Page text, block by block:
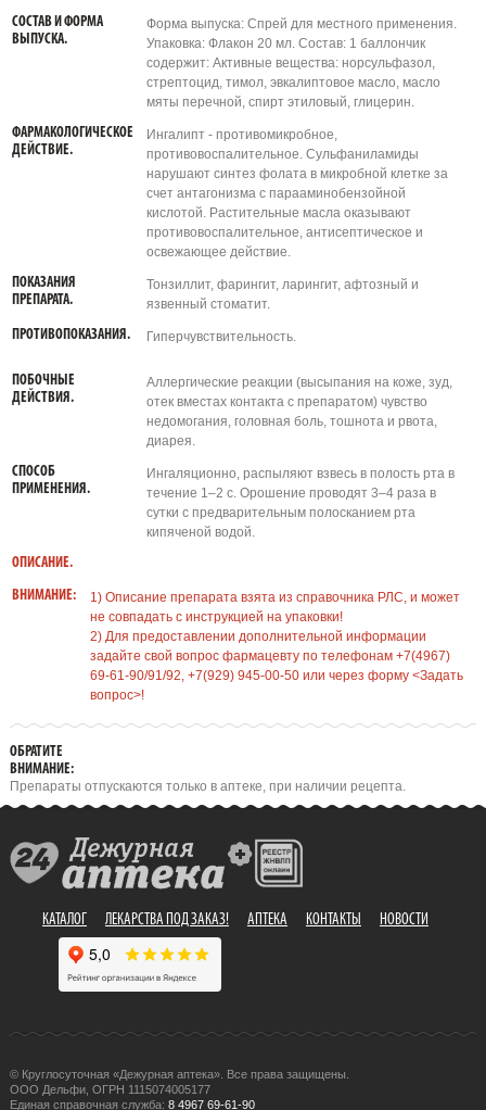
СОСТАВ И ФОРМА
ВЫПУСКА.
Форма выпуска: Спрей для местного применения.
Упаковка: Флакон 20 мл. Состав: 1 баллончик
содержит: Активные вещества: норсульфазол,
стрептоцид, тимол, эвкалиптовое масло, масло
мяты перечной, спирт этиловый, глицерин.
ФАРМАКОЛОГИЧЕСКОЕ
ДЕЙСТВИЕ.
Ингалипт - противомикробное,
противовоспалительное. Сульфаниламиды
нарушают синтез фолата в микробной клетке за
счет антагонизма с парааминобензойной
кислотой. Растительные масла оказывают
противовоспалительное, антисептическое и
освежающее действие.
ПОКАЗАНИЯ
ПРЕПАРАТА.
Тонзиллит, фарингит, ларингит, афтозный и
язвенный стоматит.
ПРОТИВОПОКАЗАНИЯ. Гиперчувствительность.
ПОБОЧНЫЕ
ДЕЙСТВИЯ.
Аллергические реакции (высыпания на коже, зуд,
отек вместах контакта с препаратом) чувство
недомогания, головная боль, тошнота и рвота,
диарея.
СПОСОБ
ПРИМЕНЕНИЯ.
Ингаляционно, распыляют взвесь в полость рта в
течение 1–2 с. Орошение проводят 3–4 раза в
сутки с предварительным полосканием рта
кипяченой водой.
ОПИСАНИЕ.
ВНИМАНИЕ:
1) Описание препарата взята из справочника РЛС, и может
не совпадать с инструкцией на упаковки!
2) Для предоставлении дополнительной информации
задайте свой вопрос фармацевту по телефонам +7(4967)
69-61-90/91/92, +7(929) 945-00-50 или через форму <Задать
вопрос>!
ОБРАТИТЕ
ВНИМАНИЕ:
Препараты отпускаются только в аптеке, при наличии рецепта.
КАТАЛОГ ЛЕКАРСТВА ПОД ЗАКАЗ! АПТЕКА КОНТАКТЫ НОВОСТИ
© Круглосуточная «Дежурная аптека». Все права защищены.
ООО Дельфи, ОГРН 1115074005177
Единая справочная служба: 8 4967 69-61-90